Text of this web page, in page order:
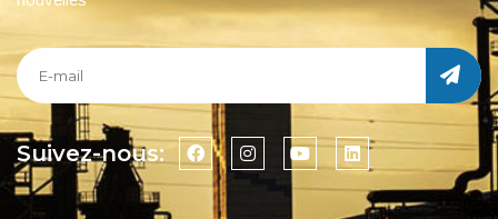
Suivez-nous: